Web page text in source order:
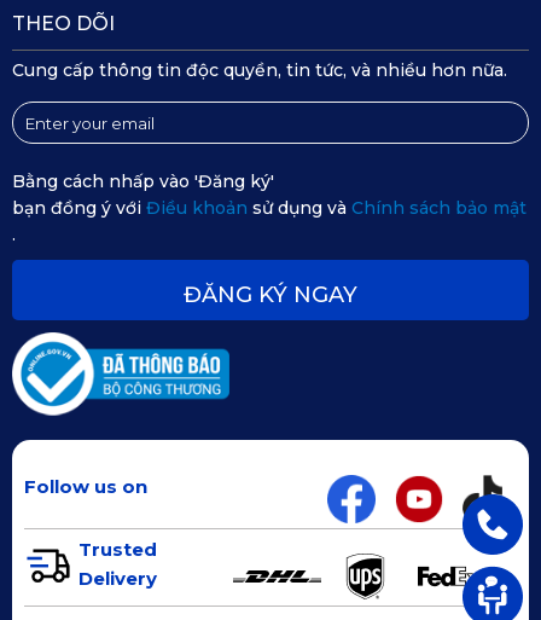
Thảm KATA mang lại sự an toàn tuyệt đối cho tài xế cũng
như hành khách ngồi trên xe. Trong khi các loại thảm kém
THEO DÕI
Cung cấp thông tin độc quyền, tin tức, và nhiều hơn nữa.
Bằng cách nhấp vào 'Đăng ký'
bạn đồng ý với Điều khoản sử dụng và Chính sách bảo mật
.
ĐĂNG KÝ NGAY
Follow us on
Trusted
Delivery